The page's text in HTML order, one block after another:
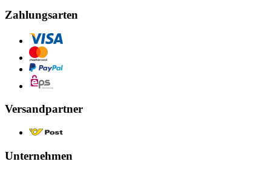
Zahlungsarten
Versandpartner
Unternehmen